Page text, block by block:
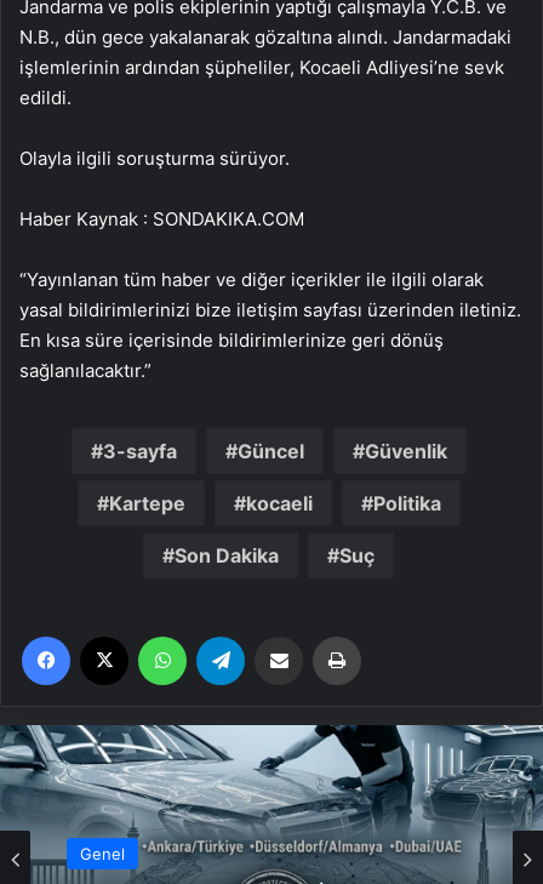
Jandarma ve polis ekiplerinin yaptığı çalışmayla Y.C.B. ve
N.B., dün gece yakalanarak gözaltına alındı. Jandarmadaki
işlemlerinin ardından şüpheliler, Kocaeli Adliyesi’ne sevk
edildi.
Olayla ilgili soruşturma sürüyor.
Haber Kaynak : SONDAKIKA.COM
“Yayınlanan tüm haber ve diğer içerikler ile ilgili olarak
yasal bildirimlerinizi bize iletişim sayfası üzerinden iletiniz.
En kısa süre içerisinde bildirimlerinize geri dönüş
sağlanılacaktır.”
3-sayfa Güncel Güvenlik
Kartepe kocaeli Politika
Son Dakika Suç
Facebook WhatsApp Email'den paylaş
Genel